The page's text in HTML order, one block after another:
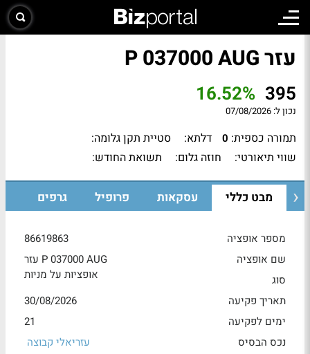
עזר P 037000 AUG
395
16.52%
נכון ל: 07/08/2026
תמורה כספית: 0 דלתא:
סטיית תקן גלומה:
שווי תיאורטי:
חוזה גלום: תשואת החודש:
מבט כללי עסקאות פרופיל גרפים
מספר אופציה
86619863
שם אופציה
עזר P 037000 AUG
סוג
אופציות על מניות
תאריך פקיעה
30/08/2026
ימים לפקיעה
21
נכס הבסיס
עזריאלי קבוצה